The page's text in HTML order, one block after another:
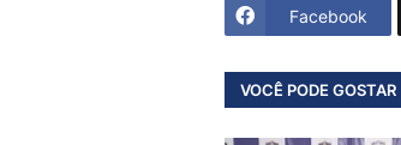
Facebook
VOCÊ PODE GOSTAR